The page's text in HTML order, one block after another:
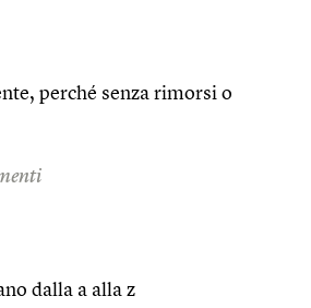
perché senza rimorsi o
dalla a alla z